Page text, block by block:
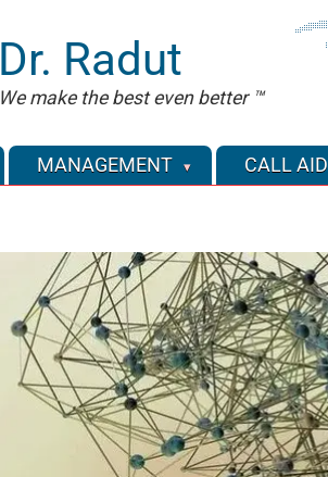
Dr. Radut
We make the best even better ™
MANAGEMENT CALL AID